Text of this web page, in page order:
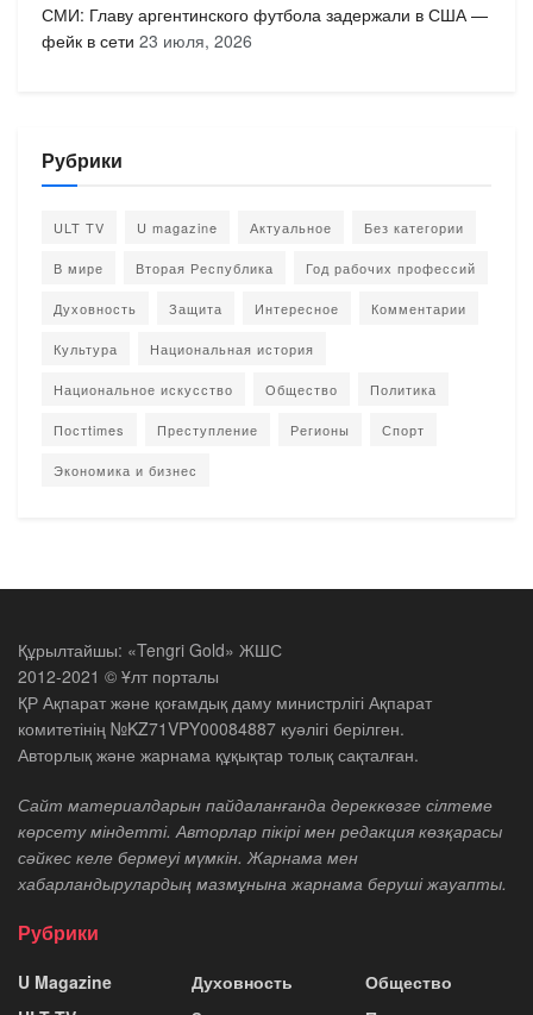
СМИ: Главу аргентинского футбола задержали в США —
фейк в сети 23 июля, 2026
Рубрики
ULT TV U magazine Актуальное Без категории
В мире Вторая Республика Год рабочих профессий
Духовность Защита Интересное Комментарии
Культура Национальная история
Национальное искусство Общество Политика
Постtimes Преступление Регионы Спорт
Экономика и бизнес
Құрылтайшы: «Tengri Gold» ЖШС
2012-2021 © Ұлт порталы
ҚР Ақпарат және қоғамдық даму министрлігі Ақпарат
комитетінің №KZ71VPY00084887 куәлігі берілген.
Авторлық және жарнама құқықтар толық сақталған.
Сайт материалдарын пайдаланғанда дереккөзге сілтеме
көрсету міндетті. Авторлар пікірі мен редакция көзқарасы
сәйкес келе бермеуі мүмкін. Жарнама мен
хабарландырулардың мазмұнына жарнама беруші жауапты.
Рубрики
U Magazine
Духовность
Общество